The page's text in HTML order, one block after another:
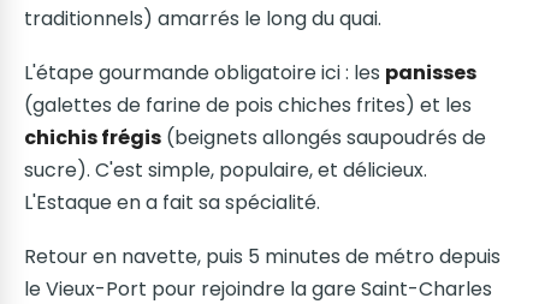
traditionnels) amarrés le long du quai.
L'étape gourmande obligatoire ici : les panisses
(galettes de farine de pois chiches frites) et les
chichis frégis (beignets allongés saupoudrés de
sucre). C'est simple, populaire, et délicieux.
L'Estaque en a fait sa spécialité.
Retour en navette, puis 5 minutes de métro depuis
le Vieux-Port pour rejoindre la gare Saint-Charles